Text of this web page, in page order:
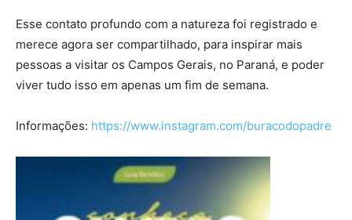
Esse contato profundo com a natureza foi registrado e
merece agora ser compartilhado, para inspirar mais
pessoas a visitar os Campos Gerais, no Paraná, e poder
viver tudo isso em apenas um fim de semana.
Informações: https://www.instagram.com/buracodopadre